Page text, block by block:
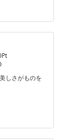
しさがものを